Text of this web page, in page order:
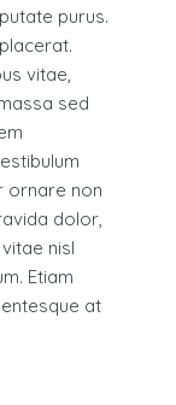
purus.
vitae,
sed
ornare non
dolor,
nisl
Etiam
at